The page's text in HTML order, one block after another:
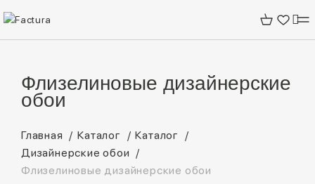
Флизелиновые дизайнерские
обои
Главная Каталог
Каталог
Дизайнерские обои
Флизелиновые дизайнерские обои